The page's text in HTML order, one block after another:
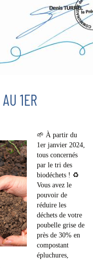
1ER
🌱 À partir du
1er janvier 2024,
tous concernés
par le tri des
biodéchets ! ♻️
Vous avez le
pouvoir de
réduire les
déchets de votre
poubelle grise de
près de 30% en
compostant
épluchures,